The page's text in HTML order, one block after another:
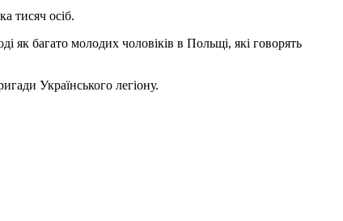
тисяч осіб.
як багато молодих чоловіків в Польщі, які говорять
Українського легіону.